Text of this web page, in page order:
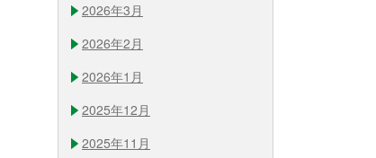
2026年3月
2026年2月
2026年1月
2025年12月
2025年11月